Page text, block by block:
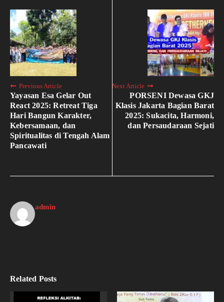
Previous Article
Yayasan Esa Gelar Out
React 2025: Retreat Tiga
Hari Bangun Karakter,
Kebersamaan, dan
Spiritualitas di Tengah Alam
Pancawati
Next Article
PORSENI Dewasa GKJ
Klasis Jakarta Bagian Barat
2025: Sukacita, Harmoni,
dan Persaudaraan Sejati
admin
Related Posts